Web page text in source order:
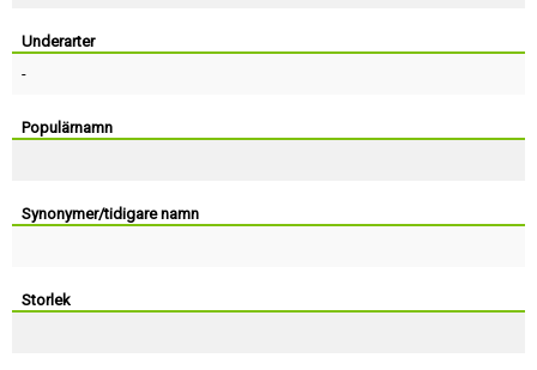
Underarter
-
Populärnamn
Synonymer/tidigare namn
Storlek